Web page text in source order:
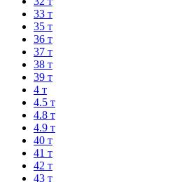
33 т
35 т
36 т
37 т
38 т
39 т
4 т
4.5 т
4.8 т
4.9 т
40 т
41 т
42 т
43 т